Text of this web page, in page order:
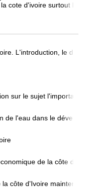
cote d'ivoire surtout
L'introduction, le
sur le sujet l'importance l'eau
l'eau dans le développement
de la côte d'Ivoire je
côte d'Ivoire maintenant